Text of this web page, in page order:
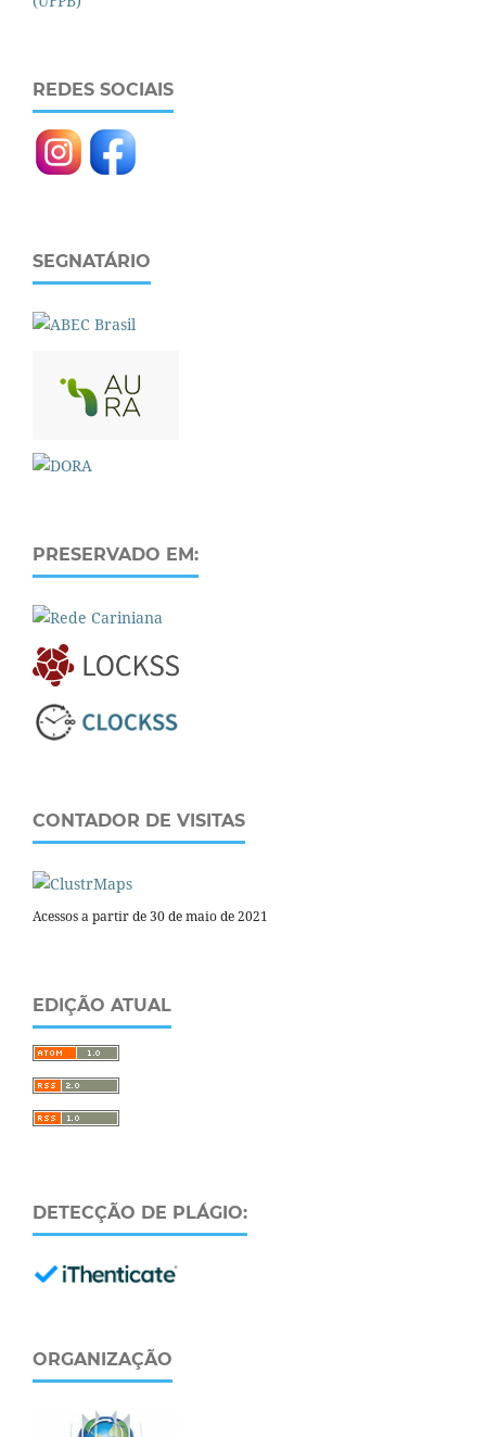
REDES SOCIAIS
SEGNATÁRIO
PRESERVADO EM:
CONTADOR DE VISITAS
Acessos a partir de 30 de maio de 2021
EDIÇÃO ATUAL
DETECÇÃO DE PLÁGIO:
ORGANIZAÇÃO